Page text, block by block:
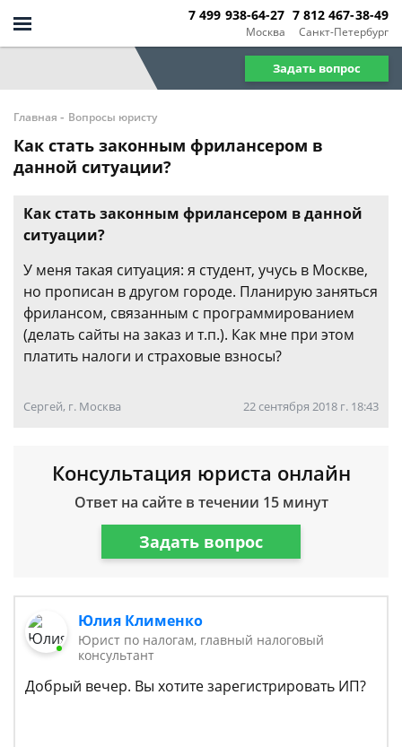
Москва
7 499 938-64-27
Санкт-Петербург
7 812 467-38-49
Задать вопрос
Главная - Вопросы юристу
Как стать законным фрилансером в
данной ситуации?
Как стать законным фрилансером в данной
ситуации?
У меня такая ситуация: я студент, учусь в Москве,
но прописан в другом городе. Планирую заняться
фрилансом, связанным с программированием
(делать сайты на заказ и т.п.). Как мне при этом
платить налоги и страховые взносы?
Сергей, г. Москва 22 сентября 2018 г. 18:43
Консультация юриста онлайн
Ответ на сайте в течении 15 минут
Задать вопрос
Юлия Клименко
Юрист по налогам, главный налоговый
консультант
Добрый вечер. Вы хотите зарегистрировать ИП?